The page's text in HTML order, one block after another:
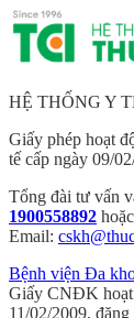
HỆ THỐNG Y
Giấy phép hoạt
tế cấp ngày 09/
Tổng đài tư vấn
1900558892 hoặc
Email:
Bệnh viện Đa
Giấy CNĐK hoạt
11/02/2009,